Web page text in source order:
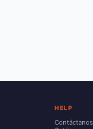
HELP
Contáctanos